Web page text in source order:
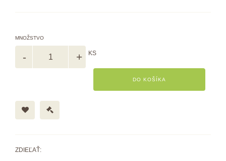
MNOŽSTVO
KS
DO KOŠÍKA
ZDIEĽAŤ: